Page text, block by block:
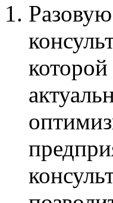
которой